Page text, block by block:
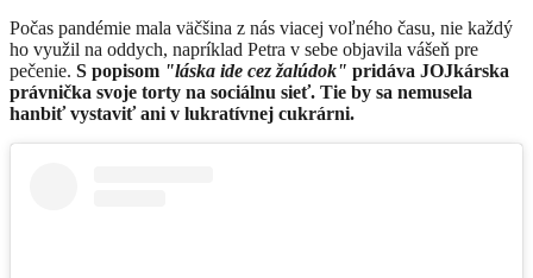
Počas pandémie mala väčšina z nás viacej voľného času, nie každý
ho využil na oddych, napríklad Petra v sebe objavila vášeň pre
pečenie. S popisom "láska ide cez žalúdok" pridáva JOJkárska
právnička svoje torty na sociálnu sieť. Tie by sa nemusela
hanbiť vystaviť ani v lukratívnej cukrárni.